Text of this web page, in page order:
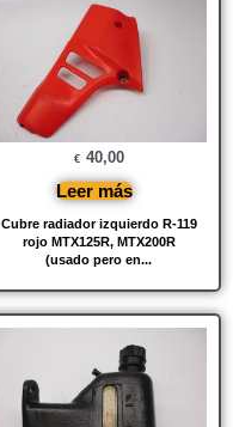
Cubre radiador izquierdo R-119
rojo MTX125R, MTX200R
(usado pero en...
€ 40,00
Leer más